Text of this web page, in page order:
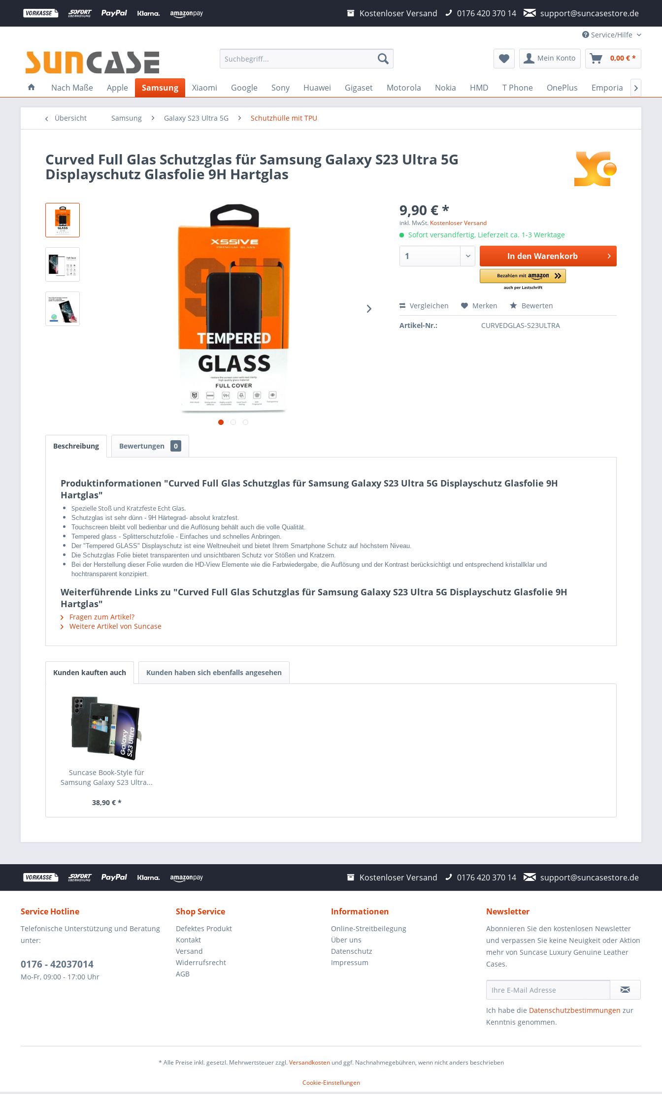
Kostenloser Versand 0176 420 370 14 support@suncasestore.de
Service/Hilfe
Mein Konto 0,00 € *
Nach Maße Apple Samsung Xiaomi Google Sony Huawei Gigaset Motorola Nokia HMD T Phone OnePlus Emporia 
Übersicht Samsung Galaxy S23 Ultra 5G Schutzhülle mit TPU
Curved Full Glas Schutzglas für Samsung Galaxy S23 Ultra 5G
Displayschutz Glasfolie 9H Hartglas
9,90 € *
inkl. MwSt. Kostenloser Versand
Sofort versandfertig, Lieferzeit ca. 1-3 Werktage
In den Warenkorb
Vergleichen Merken Bewerten
Artikel-Nr.: CURVEDGLAS-S23ULTRA
Beschreibung Bewertungen 0
Produktinformationen "Curved Full Glas Schutzglas für Samsung Galaxy S23 Ultra 5G Displayschutz Glasfolie 9H
Hartglas"
Spezielle Stoß und Kratzfeste Echt Glas.
Schutzglas ist sehr dünn - 9H Härtegrad- absolut kratzfest.
Touchscreen bleibt voll bedienbar und die Auflösung behält auch die volle Qualität.
Tempered glass - Splitterschutzfolie - Einfaches und schnelles Anbringen.
Der "Tempered GLASS" Displayschutz ist eine Weltneuheit und bietet Ihrem Smartphone Schutz auf höchstem Niveau.
Die Schutzglas Folie bietet transparenten und unsichtbaren Schutz vor Stößen und Kratzern.
Bei der Herstellung dieser Folie wurden die HD-View Elemente wie die Farbwiedergabe, die Auflösung und der Kontrast berücksichtigt und entsprechend kristallklar und
hochtransparent konzipiert.
Weiterführende Links zu "Curved Full Glas Schutzglas für Samsung Galaxy S23 Ultra 5G Displayschutz Glasfolie 9H
Hartglas"
Fragen zum Artikel?
Weitere Artikel von Suncase
Kunden kauften auch Kunden haben sich ebenfalls angesehen
Suncase Book-Style für
Samsung Galaxy S23 Ultra...
38,90 € *
Kostenloser Versand 0176 420 370 14 support@suncasestore.de
Service Hotline
Telefonische Unterstützung und Beratung
unter:
0176 - 42037014
Mo-Fr, 09:00 - 17:00 Uhr
Shop Service
Defektes Produkt
Kontakt
Versand
Widerrufsrecht
AGB
Informationen
Online-Streitbeilegung
Über uns
Datenschutz
Impressum
Newsletter
Abonnieren Sie den kostenlosen Newsletter
und verpassen Sie keine Neuigkeit oder Aktion
mehr von Suncase Luxury Genuine Leather
Cases.
Ich habe die Datenschutzbestimmungen zur
Kenntnis genommen.
* Alle Preise inkl. gesetzl. Mehrwertsteuer zzgl.Versandkostenund ggf. Nachnahmegebühren, wenn nicht anders beschrieben
Cookie-Einstellungen